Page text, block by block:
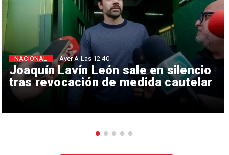
Joaquín Lavín León sale en silencio
tras revocación de medida cautelar
NACIONAL Ayer A Las 12:40